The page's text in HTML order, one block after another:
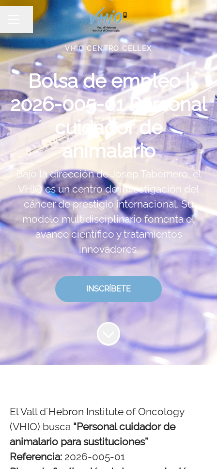
MENÚ DE EMPLEO
Compartir página
VHIO CENTRO CELLEX
Bolsa de empleo |
2026-005-01 Personal
cuidador de
animalario
Bajo la dirección de Josep Tabernero, el
VHIO es un centro de investigación del
cáncer de prestigio internacional. Su
modelo multidisciplinario fomenta el
avance científico y tratamientos
innovadores.
INSCRÍBETE
El Vall d´Hebron Institute of Oncology
(VHIO) busca “Personal cuidador de
animalario para sustituciones”
Referencia: 2026-005-01